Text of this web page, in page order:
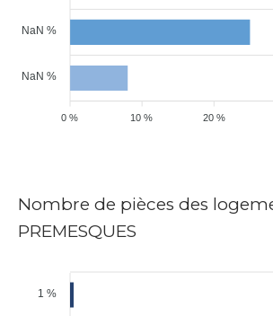
NaN %
NaN %
20 %
10 %
0 %
Nombre de pièces des
PREMESQUES
1 %